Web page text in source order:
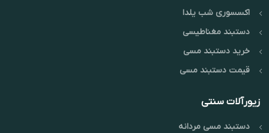
اکسسوری شب یلدا
دستبند مغناطیسی
خرید دستبند مسی
قیمت دستبند مسی
زیورآلات سنتی
دستبند مسی مردانه